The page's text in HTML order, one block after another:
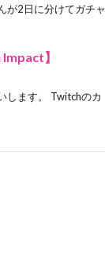
が2日に分けてガチャ
】
します。 Twitchのカ